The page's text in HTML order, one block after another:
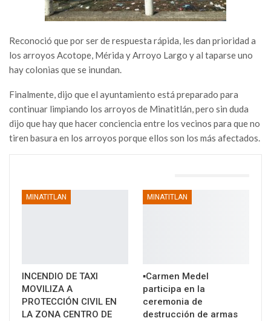
Reconoció que por ser de respuesta rápida, les dan prioridad a
los arroyos Acotope, Mérida y Arroyo Largo y al taparse uno
hay colonias que se inundan.
Finalmente, dijo que el ayuntamiento está preparado para
continuar limpiando los arroyos de Minatitlán, pero sin duda
dijo que hay que hacer conciencia entre los vecinos para que no
tiren basura en los arroyos porque ellos son los más afectados.
MINATITLAN
INCENDIO DE TAXI
MOVILIZA A
PROTECCIÓN CIVIL EN
LA ZONA CENTRO DE
MINATITLAN
▪️Carmen Medel
participa en la
ceremonia de
destrucción de armas